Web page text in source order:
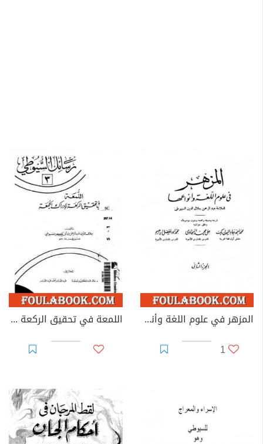
المزهر في علوم اللغة وأنواعها - مجلد 2
1
اللمعة في تحقيق الركعة لإدراك الجمعة